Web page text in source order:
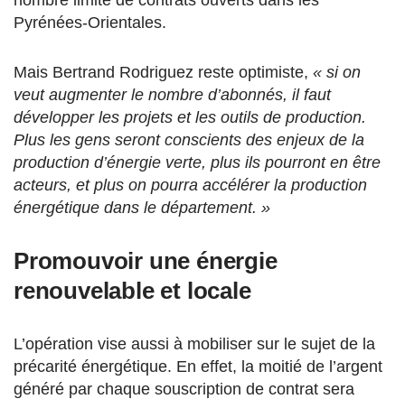
Pyrénées-Orientales.
Mais Bertrand Rodriguez reste optimiste, « si on
veut augmenter le nombre d’abonnés, il faut
développer les projets et les outils de production.
Plus les gens seront conscients des enjeux de la
production d’énergie verte, plus ils pourront en être
acteurs, et plus on pourra accélérer la production
énergétique dans le département. »
Promouvoir une énergie
renouvelable et locale
L’opération vise aussi à mobiliser sur le sujet de la
précarité énergétique. En effet, la moitié de l’argent
généré par chaque souscription de contrat sera